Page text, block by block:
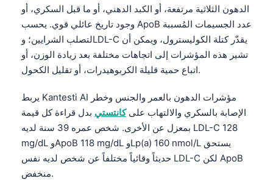
الدهون الثلاثية مرتفعة، أو الكبد الدهني، أو ما قبل السكري، أو
وجود تاريخ عائلي قوي. يحسب ApoB عدد الجسيمات المُسببة
لتصلب الشرايين؛ وLDL-C يقدّر كتلة الكوليسترول، ويمكن أن
تشير هذه المؤشرات إلى اتجاهات مختلفة بعد زيادة الوزن، أو
اتباع حمية قليلة الكربوهيدرات، أو تقليل الكحول.
يربط Kantesti AI مؤشرات الدهون بالعمر والجنس وخطر
الإصابة بالسكري والالتهاب علىكانتستي بدل قراءة كل قيمة
بمعزل عن الأخرى. شخص عمره 39 سنة لديه LDL-C 128
mg/dL وApoB 118 mg/dL وLp(a) 160 nmol/L يستحق
حديثاً وقائياً مختلفاً عن شخص لديه نفس LDL-C لكن ApoB
منخفض.